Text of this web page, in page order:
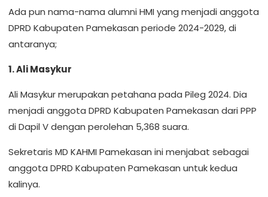
Ada pun nama-nama alumni HMI yang menjadi anggota
DPRD Kabupaten Pamekasan periode 2024-2029, di
antaranya;
1. Ali Masykur
Ali Masykur merupakan petahana pada Pileg 2024. Dia
menjadi anggota DPRD Kabupaten Pamekasan dari PPP
di Dapil V dengan perolehan 5,368 suara.
Sekretaris MD KAHMI Pamekasan ini menjabat sebagai
anggota DPRD Kabupaten Pamekasan untuk kedua
kalinya.